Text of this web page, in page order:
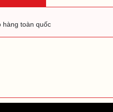
hàng toàn quốc